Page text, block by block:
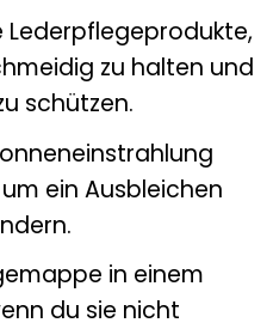
Lederpflegeprodukte,
zu halten und
schützen.
ein Ausbleichen
in einem
du sie nicht